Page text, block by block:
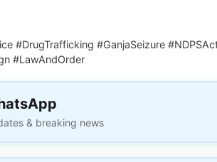
#DrugTrafficking #GanjaSeizure
#LawAndOrder
& breaking news